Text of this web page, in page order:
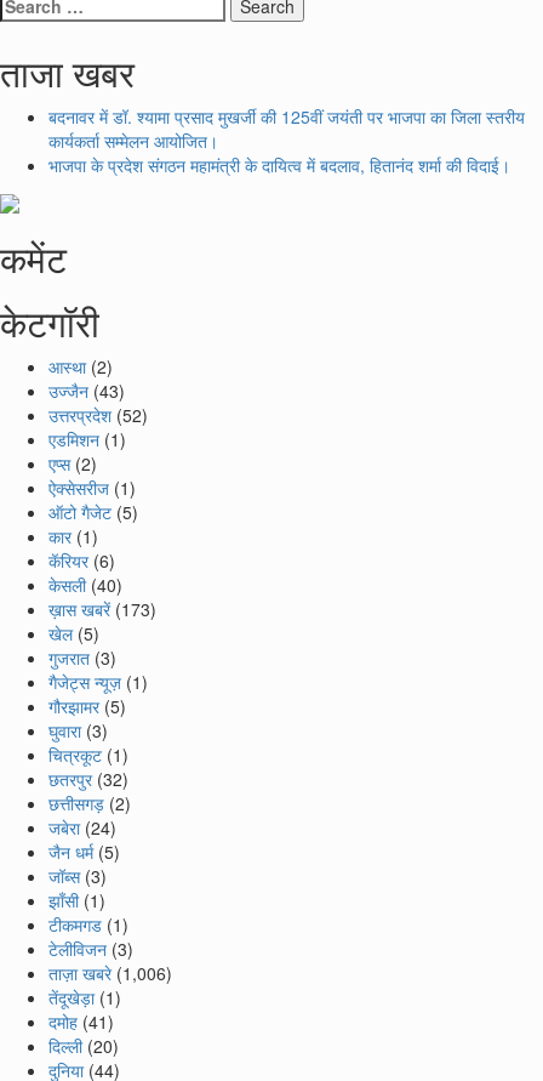
for:
ताजा खबर
बदनावर में डॉ. श्यामा प्रसाद मुखर्जी की 125वीं जयंती पर भाजपा का जिला स्तरीय
कार्यकर्ता सम्मेलन आयोजित।
भाजपा के प्रदेश संगठन महामंत्री के दायित्व में बदलाव, हितानंद शर्मा की विदाई।
कमेंट
केटगॉरी
आस्था(2)
उज्जैन (43)
उत्तरप्रदेश (52)
एडमिशन (1)
एप्स(2)
ऐक्सेसरीज (1)
ऑटो गैजेट (5)
कार(1)
कॅरियर(6)
केसली(40)
ख़ास खबरें(173)
खेल(5)
गुजरात (3)
गैजेट्स न्यूज़ (1)
गौरझामर(5)
घुवारा(3)
चित्रकूट (1)
छतरपुर(32)
छत्तीसगड़ (2)
जबेरा(24)
जैन धर्म(5)
जॉब्स(3)
झाँसी(1)
टीकमगड (1)
टेलीविजन (3)
ताज़ा खबरे(1,006)
तेंदूखेड़ा(1)
दमोह (41)
दिल्ली(20)
दुनिया(44)